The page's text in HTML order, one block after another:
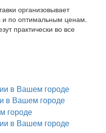
организовывает
и по оптимальным ценам.
практически во все